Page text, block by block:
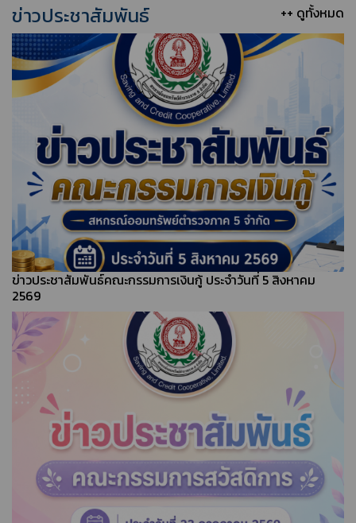
ข่าวประชาสัมพันธ์ ++ ดูทั้งหมด
ข่าวประชาสัมพันธ์คณะกรรมการเงินกู้ ประจำวันที่ 5 สิงหาคม
2569